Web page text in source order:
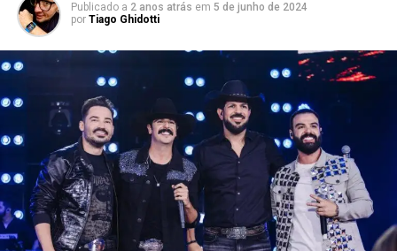
Publicado a 2 anos atrás em 5 de junho de 2024
por Tiago Ghidotti